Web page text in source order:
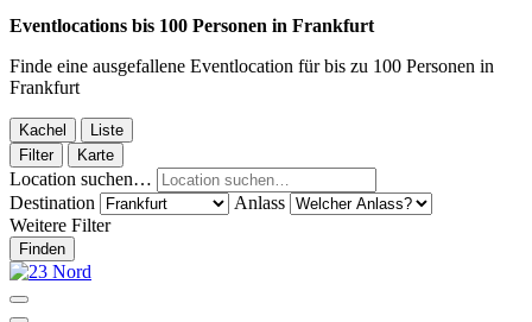
Eventlocations bis 100 Personen in Frankfurt
Finde eine ausgefallene Eventlocation für bis zu 100 Personen in
Frankfurt
Kachel
Liste
Filter
Karte
Location suchen…
Destination
Anlass
Weitere Filter
Finden